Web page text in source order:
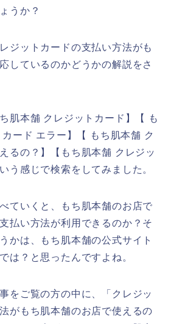
うか？
ジットカードの支払い方法がも
しているのかどうかの解説をさ
肌本舗 クレジットカード】【 も
ード エラー】【 もち肌本舗 ク
るの？】【もち肌本舗 クレジッ
う感じで検索をしてみました。
ていくと、もち肌本舗のお店で
払い方法が利用できるのか？そ
かは、もち肌本舗の公式サイト
は？と思ったんですよね。
をご覧の方の中に、「クレジッ
がもち肌本舗のお店で使えるの